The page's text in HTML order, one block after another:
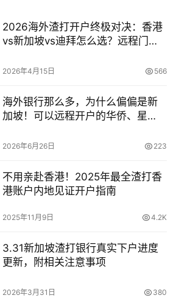
2026海外渣打开户终极对决：香港
vs新加坡vs迪拜怎么选？远程门槛
略）
2026年4月15日 566
海外银行那么多，为什么偏偏是新
加坡！可以远程开户的华侨、星
2026年6月26日 223
不用亲赴香港！2025年最全渣打香
港账户内地见证开户指南
2025年11月9日 4.2K
3.31新加坡渣打银行真实下户进度
更新，附相关注意事项
2026年3月31日 380